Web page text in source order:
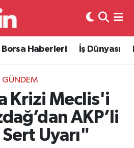
Borsa Haberleri İş Dünyası
GÜNDEM
Krizi Meclis'i
AKP’li
Uyarı"
ve Fikstür